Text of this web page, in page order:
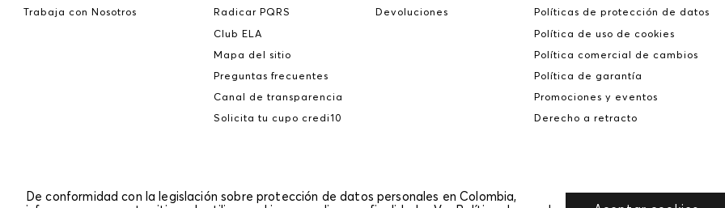
Trabaja con Nosotros Radicar PQRS
Club ELA
Mapa del sitio
Preguntas frecuentes
Canal de transparencia
Solicita tu cupo credi10
Devoluciones Políticas de protección de datos
Política de uso de cookies
Política comercial de cambios
Política de garantía
Promociones y eventos
Derecho a retracto
De conformidad con la legislación sobre protección de datos personales en Colombia,